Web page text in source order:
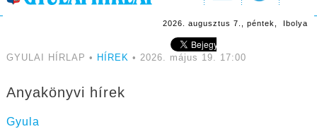
2026. augusztus 7., péntek, Ibolya
GYULAI HÍRLAP • HÍREK • 2026. május 19. 17:00
Anyakönyvi hírek
Gyula